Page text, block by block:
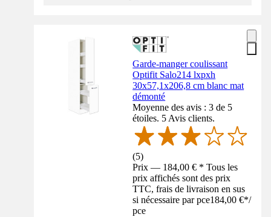
Garde-manger coulissant
Optifit Salo214 lxpxh
30x57,1x206,8 cm blanc mat
démonté
Moyenne des avis : 3 de 5
étoiles. 5 Avis clients.
(5)
Prix — 184,00 € * Tous les
prix affichés sont des prix
TTC, frais de livraison en sus
si nécessaire par pce184,00 €*/
pce